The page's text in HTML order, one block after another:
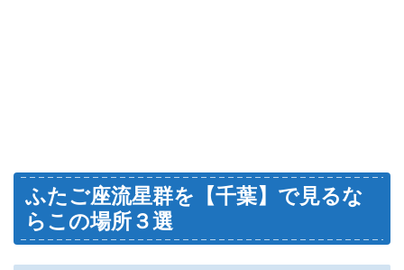
ふたご座流星群を【千葉】で見るな
らこの場所３選